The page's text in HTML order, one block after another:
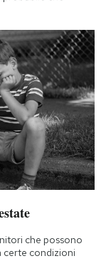
che possono
certe condizioni